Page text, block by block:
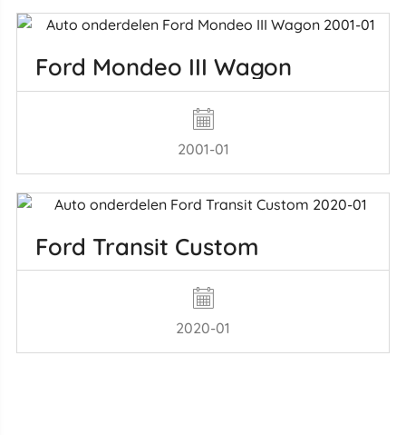
Ford Mondeo III Wagon
2001-01
Ford Transit Custom
2020-01